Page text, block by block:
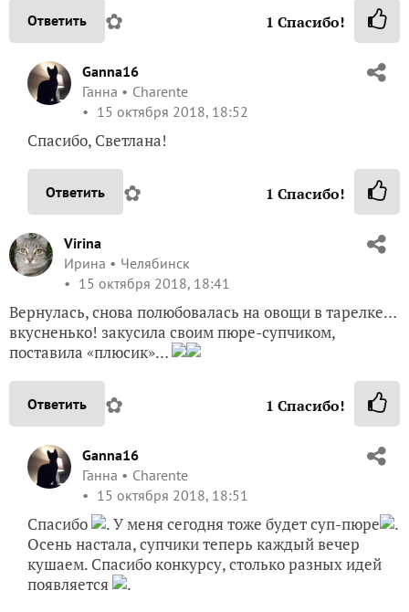
Ответить ✿ 1 Спасибо!
Ganna16
Ганна
Charente
15 октября 2018, 18:52
Спасибо, Светлана!
Ответить ✿ 1 Спасибо!
Virina
Ирина
Челябинск
15 октября 2018, 18:41
Вернулась, снова полюбовалась на овощи в тарелке…
вкусненько! закусила своим пюре-супчиком,
поставила «плюсик»…
Ответить ✿ 1 Спасибо!
Ganna16
Ганна
Charente
15 октября 2018, 18:51
Спасибо . У меня сегодня тоже будет суп-пюре
.
Осень настала, супчики теперь каждый вечер
кушаем. Спасибо конкурсу, столько разных идей
появляется
.